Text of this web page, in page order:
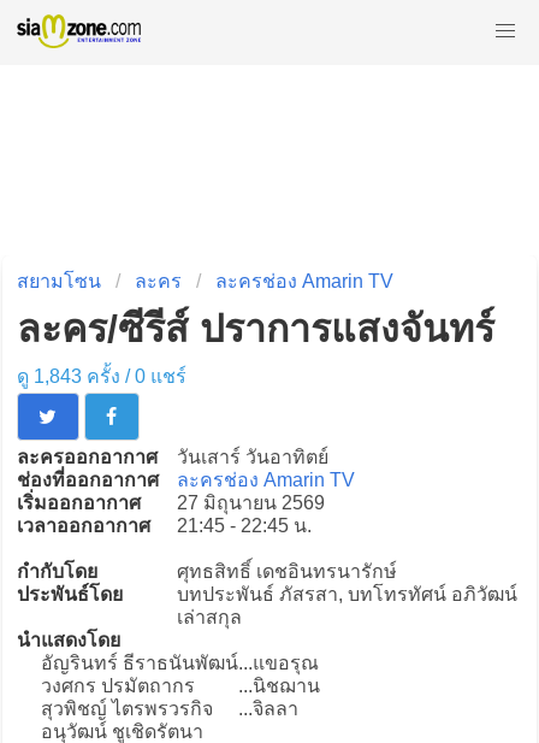
สยามโซน ละคร ละครช่อง Amarin TV
ละคร/ซีรีส์ ปราการแสงจันทร์
ดู 1,843 ครั้ง /0แชร์
ละครออกอากาศ
วันเสาร์ วันอาทิตย์
ช่องที่ออกอากาศ
ละครช่อง Amarin TV
เริ่มออกอากาศ
27 มิถุนายน 2569
เวลาออกอากาศ
21:45 - 22:45 น.
กำกับโดย
ศุทธสิทธิ์ เดชอินทรนารักษ์
ประพันธ์โดย
บทประพันธ์ ภัสรสา, บทโทรทัศน์ อภิวัฒน์
เล่าสกุล
นำแสดงโดย
อัญรินทร์ ธีราธนันพัฒน์...แขอรุณ
วงศกร ปรมัตถากร
...นิชฌาน
สุวพิชญ์ ไตรพรวรกิจ
...จิลลา
อนุวัฒน์ ชูเชิดรัตนา